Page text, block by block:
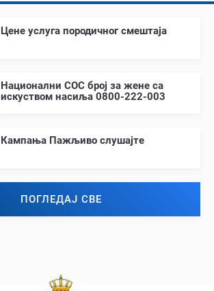
Цене услуга породичног смештаја
Национални СОС број за жене са
искуством насиља 0800-222-003
Кампања Пажљиво слушајте
ПОГЛЕДАЈ СВЕ